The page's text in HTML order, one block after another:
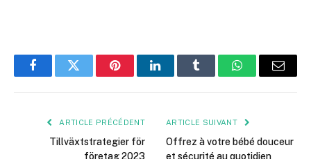
FacebookTwitter PinterestLinkedInTumblr WhatsApp
E-
ARTICLE PRÉCÉDENT
Tillväxtstrategier för
företag 2023
ARTICLE SUIVANT
Offrez à votre bébé douceur
et sécurité au quotidien